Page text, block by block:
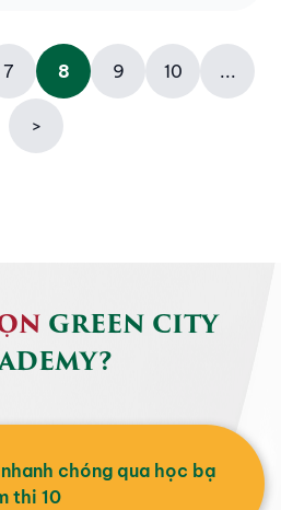
7 8 9 10 ...
>
GREEN CITY
chóng qua học bạ
thi 10